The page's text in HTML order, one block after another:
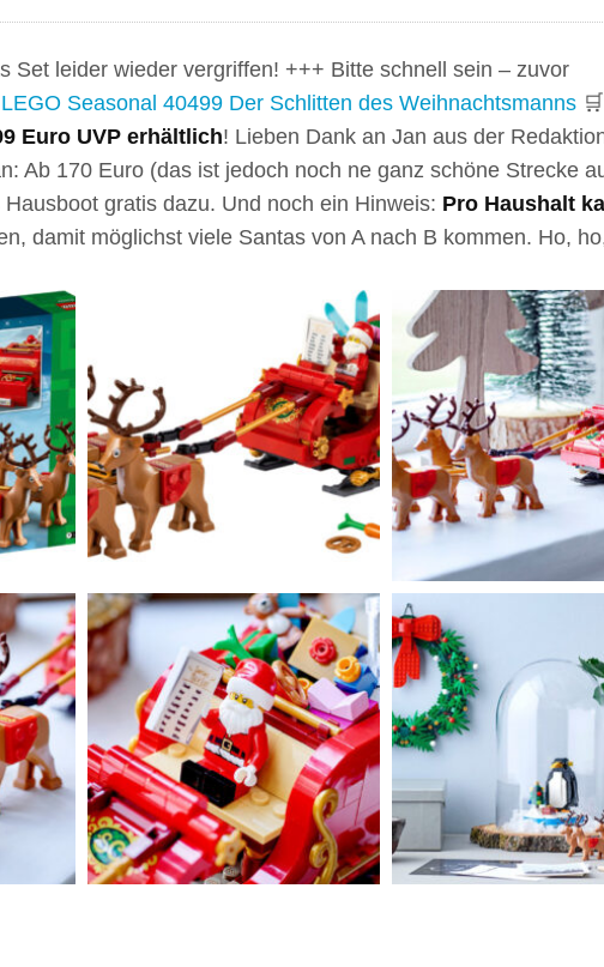
Set leider wieder vergriffen! +++ Bitte schnell sein – zuvor
LEGO Seasonal 40499 Der Schlitten des Weihnachtsmanns
Euro UVP erhältlich! Lieben Dank an Jan aus der
Ab 170 Euro (das ist jedoch noch ne ganz schöne Strecke
gratis dazu. Und noch ein Hinweis: Pro Haushalt
damit möglichst viele Santas von A nach B kommen. Ho,